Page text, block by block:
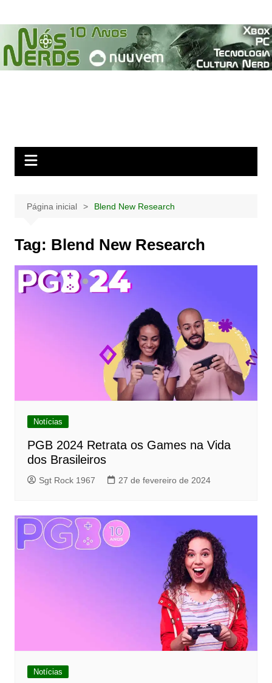
para
conteúdo
Página inicial Blend New Research
Tag: Blend New Research
Notícias
PGB 2024 Retrata os Games na Vida
dos Brasileiros
Sgt Rock 1967 27 de fevereiro de 2024
Notícias